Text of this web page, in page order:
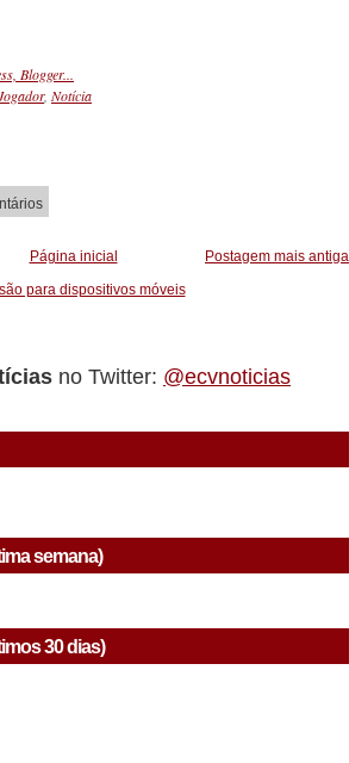
, Notícia
Postagem mais antiga
Página inicial
para dispositivos móveis
no Twitter: @ecvnoticias
semana)
30 dias)